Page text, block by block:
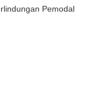
Pemodal